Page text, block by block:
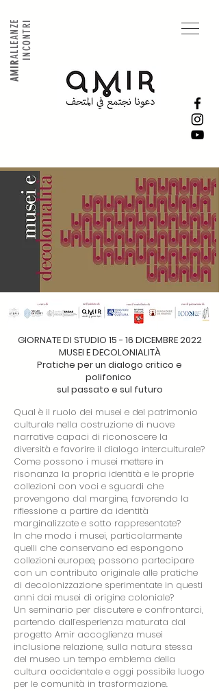
AMIR
ALLEANZEINCONTRI
GIORNATE DI STUDIO 15 - 16 DICEMBRE 2022
MUSEI E DECOLONIALITÀ
Pratiche per un dialogo critico e
polifonico
sul passato e sul futuro
Qual è il ruolo dei musei e del patrimonio
culturale nella costruzione di nuove
narrative capaci di riconoscere la
diversità e favorire il dialogo interculturale?
Come possono i musei mettere in
risonanza la propria identità e le proprie
collezioni con voci e sguardi che
provengono dal margine, favorendo la
riflessione a partire da identità
marginalizzate e sotto rappresentate?
In che modo i musei, particolarmente
quelli che conservano ed espongono
collezioni europee, possono partecipare
con un contributo originale alle pratiche
di decolonizzazione sperimentate in questi
anni dai musei di origine coloniale?
Un seminario per discutere e confrontarci,
partendo dall’esperienza maturata dal
progetto Amir accoglienza musei
inclusione relazione, sulla natura stessa
del museo un tempo emblema della
cultura occidentale e oggi possibile luogo
per le comunità in trasformazione.